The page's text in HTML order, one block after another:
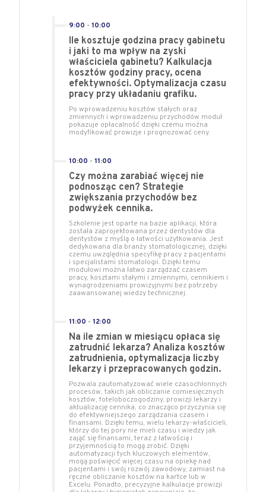
9:00 -10:00
Ile kosztuje godzina pracy gabinetu
i jaki to ma wpływ na zyski
właściciela gabinetu? Kalkulacja
kosztów godziny pracy, ocena
efektywności. Optymalizacja czasu
pracy przy układaniu grafiku.
Po wprowadzeniu kosztów stałych oraz
zmiennych i wprowadzeniu przychodów moduł
pokazuje opłacalność dzięki czemu można
modyfikować prowizje i prognozować ceny.
10:00 -11:00
Czy można zarabiać więcej nie
podnosząc cen? Strategie
zwiększania przychodów bez
podwyżek cennika.
Szkolenie jest oparte na bazie aplikacji, która
została zaprojektowana przez dentystów dla
dentystów z myślą o łatwości użytkowania. Jest
dedykowana dla branży stomatologicznej, dzięki
czemu uwzględnia specyfikę pracy z pacjentami
i specjalistami stomatologii. Dzięki temu
modułowi można łatwo zarządzać czasem
pracy, kosztami stałymi i zmiennymi, cennikiem i
wynagrodzeniami prowizyjnymi bez potrzeby
zaawansowanej wiedzy technicznej.
11:00 -12:00
Na ile zmian w miesiącu opłaca się
zatrudnić lekarza? Analiza kosztów
zatrudnienia, optymalizacja liczby
lekarzy i przepracowanych godzin.
Pozwala zautomatyzować wiele czasochłonnych
procesów, takich jak obliczanie comiesięcznych
kosztów, foteloboczogodziny, prowizji lekarzy i
aktualizację cennika, co znacząco przyczynia się
do efektywniejszego zarządzania czasem i
finansami. Dzięki temu, wielu lekarzy-właścicieli,
którzy do tej pory nie mieli czasu i wiedzy jak
zająć się finansami, teraz z łatwością i
przyjemnością to mogą zrobić. Dzięki
automatyzacji tych kluczowych elementów,
mogą poświęcić więcej czasu na opiekę nad
pacjentami i swój rozwój zawodowy, zamiast na
ręczne obliczanie kosztów na kartce lub w
Excelu. Ponadto, precyzyjne kalkulacje prowizji